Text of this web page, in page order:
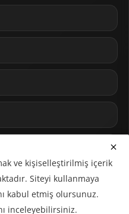
ve kişiselleştirilmiş içerik
Siteyi kullanmaya
kabul etmiş olursunuz.
inceleyebilirsiniz.